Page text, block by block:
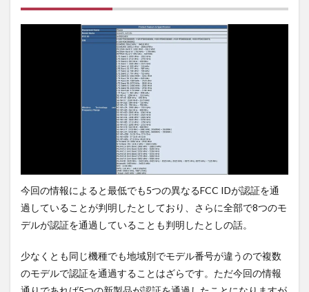
す
め！
今回の情報によると最低でも5つの異なるFCC IDが認証を通
過していることが判明したとしており、さらに全部で8つのモ
デルが認証を通過していることも判明したとしの話。
少なくとも同じ機種でも地域別でモデル番号が違うので複数
のモデルで認証を通過することはざらです。ただ今回の情報